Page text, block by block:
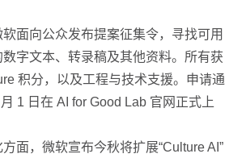
向公众发布提案征集令，寻找可用
字文本、转录稿及其他资料。所有获
积分，以及工程与技术支援。申请通
1 日在 AI for Good Lab 官网正式上
，微软宣布今秋将扩展“Culture AI”